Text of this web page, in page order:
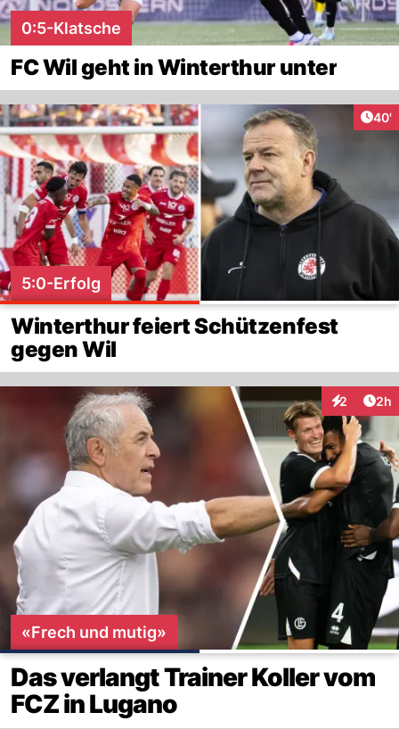
0:5-Klatsche
FC Wil geht in Winterthur unter
40'
5:0-Erfolg
Winterthur feiert Schützenfest
gegen Wil
2 2h
«Frech und mutig»
Das verlangt Trainer Koller vom
FCZ in Lugano